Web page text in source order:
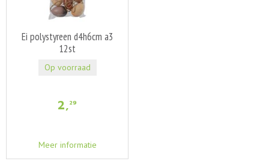
Ei polystyreen d4h6cm a3
12st
2,29
Meer informatie
Op voorraad